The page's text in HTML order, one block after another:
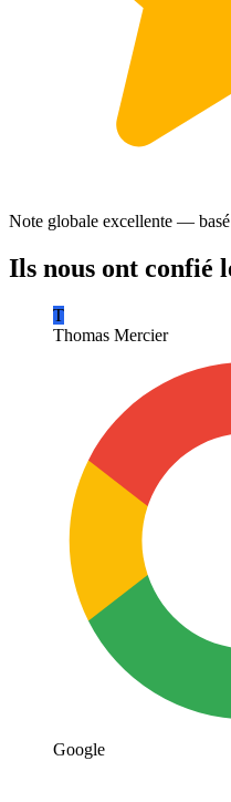
Note globale excellente —
Ils nous ont confié
T
Thomas Mercier
Google